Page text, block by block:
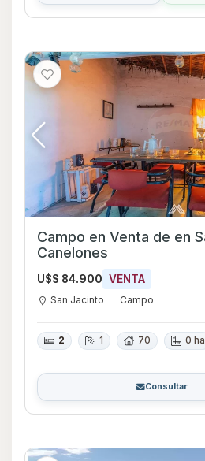
Campo en Venta de en San Jacinto,
Canelones
U$S 84.900 VENTA
San Jacinto Campo
2 1 70 0 ha
Consultar